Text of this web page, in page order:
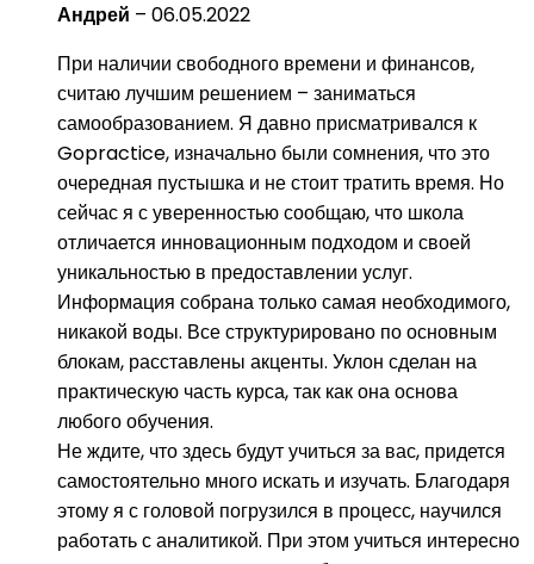
Андрей – 06.05.2022
При наличии свободного времени и финансов,
считаю лучшим решением – заниматься
самообразованием. Я давно присматривался к
Gopractice, изначально были сомнения, что это
очередная пустышка и не стоит тратить время. Но
сейчас я с уверенностью сообщаю, что школа
отличается инновационным подходом и своей
уникальностью в предоставлении услуг.
Информация собрана только самая необходимого,
никакой воды. Все структурировано по основным
блокам, расставлены акценты. Уклон сделан на
практическую часть курса, так как она основа
любого обучения.
Не ждите, что здесь будут учиться за вас, придется
самостоятельно много искать и изучать. Благодаря
этому я с головой погрузился в процесс, научился
работать с аналитикой. При этом учиться интересно